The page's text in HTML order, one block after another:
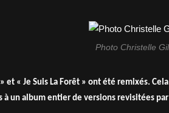
Photo Christelle
» et « Je Suis La Forêt » ont été remixés.
à un album entier de versions revisitées